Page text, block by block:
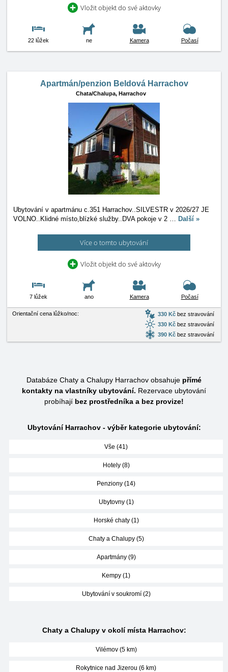
Vložit objekt do své aktovky
22 lůžek ne Kamera Počasí
Apartmán/penzion Beldová Harrachov
Chata/Chalupa, Harrachov
Ubytování v apartmánu c.351 Harrachov..SILVESTR v 2026/27 JE
VOLNO..Klidné místo,blízké služby..DVA pokoje v 2 … Další »
Více o tomto ubytování
Vložit objekt do své aktovky
7 lůžek ano Kamera Počasí
Orientační cena lůžko/noc: 330 Kč bez stravování
330 Kč bez stravování
390 Kč bez stravování
Databáze Chaty a Chalupy Harrachov obsahuje přímé
kontakty na vlastníky ubytování. Rezervace ubytování
probíhají bez prostředníka a bez provize!
Ubytování Harrachov - výběr kategorie ubytování:
Vše (41)
Hotely (8)
Penziony (14)
Ubytovny (1)
Horské chaty (1)
Chaty a Chalupy (5)
Apartmány (9)
Kempy (1)
Ubytování v soukromí (2)
Chaty a Chalupy v okolí místa Harrachov:
Vilémov (5 km)
Rokytnice nad Jizerou (6 km)